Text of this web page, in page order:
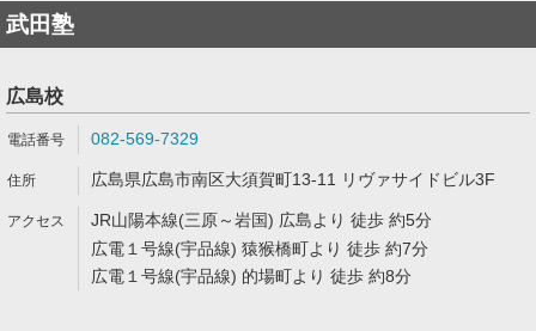
武田塾
広島校
082-569-7329
広島県広島市南区大須賀町13-11 リヴァサイドビル3F
JR山陽本線(三原～岩国) 広島より 徒歩 約5分
広電１号線(宇品線) 猿猴橋町より 徒歩 約7分
広電１号線(宇品線) 的場町より 徒歩 約8分